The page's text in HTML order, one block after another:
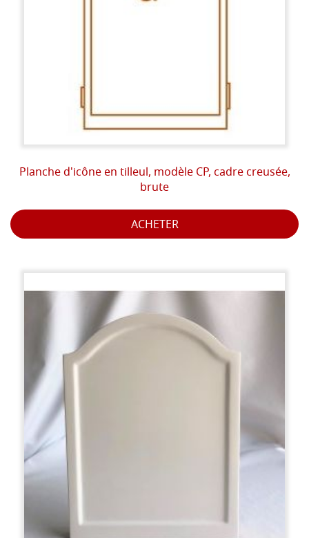
Planche d'icône en tilleul, modèle CP, cadre creusée,
brute
ACHETER